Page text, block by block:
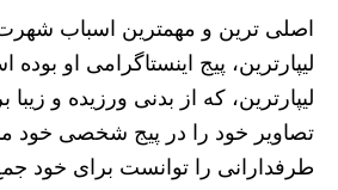
اصلی ترین و مهمترین اسباب
لیپارترین، پیج اینستاگرامی او
لیپارترین، که از بدنی ورزیده و
تصاویر خود را در پیج شخصی خود
طرفدارانی را توانست برای خود